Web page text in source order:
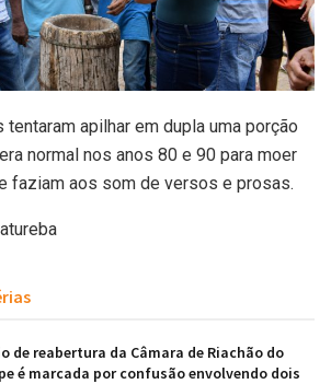
tentaram apilhar em dupla uma porção
normal nos anos 80 e 90 para moer
faziam aos som de versos e prosas.
de reabertura da Câmara de Riachão do
é marcada por confusão envolvendo dois